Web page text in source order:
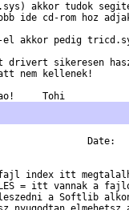
akkor tudok
ide cd-rom hoz
el akkor pedig
drivert sikeresen
nem kellenek!
Date:
index itt
= itt vannak a
a Softlib